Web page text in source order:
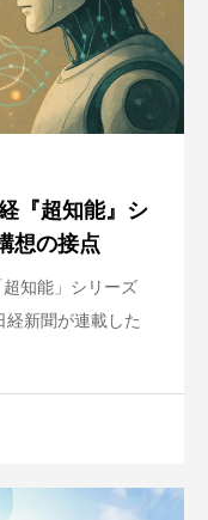
『超知能』シ
想の接点
知能」シリーズ
新聞が連載した